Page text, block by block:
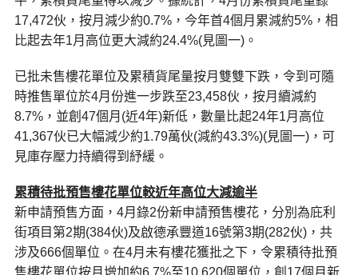
17,472伙，按月減少約0.7%，今年首4個月累減約5%，相
比起去年1月高位更大減約24.4%(見圖一)。
已批未售樓花單位及累積貨尾量按月雙雙下跌，令到可隨
時推售單位於4月份進一步跌至23,458伙，按月續減約
8.7%，並創47個月(近4年)新低，數量比起24年1月高位
41,367伙已大幅減少約1.79萬伙(減約43.3%)(見圖一)，可
見庫存壓力持續得到紓緩。
累積待批預售樓花單位較近年高位大減逾半
新申請預售方面，4月錄2份新申請預售樓花，分別為庇利
街項目第2期(384伙)及啟德承豐道16號第3期(282伙)，共
涉及666個單位。在4月未有樓花獲批之下，令累積待批預